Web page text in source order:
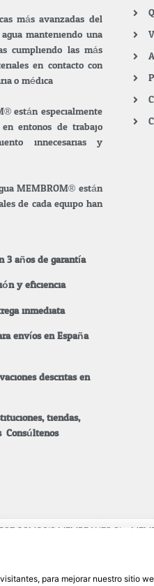
más avanzadas del
manteniendo una
cumpliendo las más
en contacto con
médica.
están especialmente
entonos de trabajo
innecesarias y
MEMBROM® están
de cada equipo han
3 años de garantía.
y eficiencia.
inmediata.
envíos en España
descritas en
tiendas,
Consúltenos.
OSMOSIS MEMBRANES SL -
Padróns, Nave bioclimática ZF
para mejorar nuestro sitio